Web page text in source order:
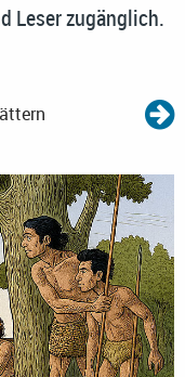
Leser zugänglich.